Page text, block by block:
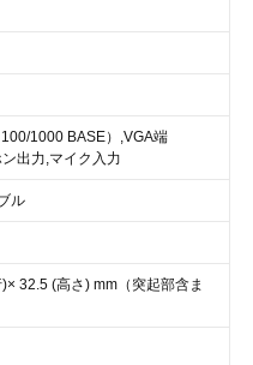
1000 BASE）,VGA端
出力,マイク入力
ル
32.5 (高さ) mm（突起部含ま